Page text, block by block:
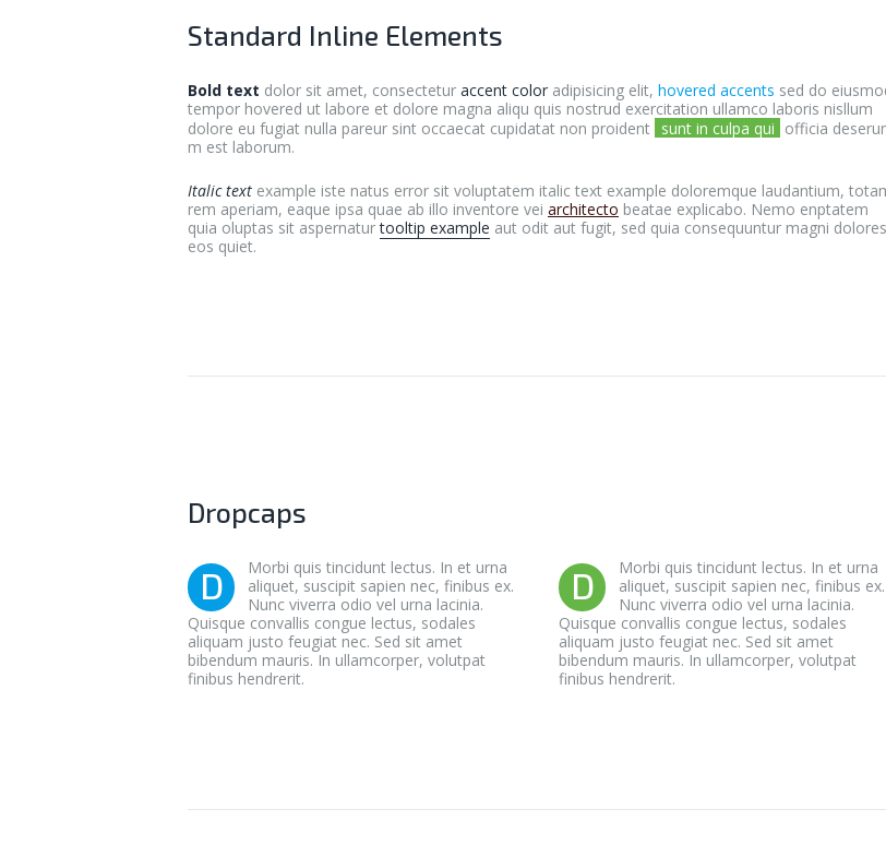
Standard Inline Elements
Bold text dolor sit amet, consectetur accent color adipisicing elit, hovered accents sed do
tempor hovered ut labore et dolore magna aliqu quis nostrud exercitation ullamco laboris nisllum
dolore eu fugiat nulla pareur sint occaecat cupidatat non proident sunt in culpa qui officia
m est laborum.
Italic text example iste natus error sit voluptatem italic text example doloremque laudantium,
rem aperiam, eaque ipsa quae ab illo inventore vei architecto beatae explicabo. Nemo enptatem
quia oluptas sit aspernaturtooltip example aut odit aut fugit, sed quia consequuntur magni dolores
eos quiet.
Dropcaps
D
Morbi quis tincidunt lectus. In et urna
aliquet, suscipit sapien nec, finibus ex.
Nunc viverra odio vel urna lacinia.
Quisque convallis congue lectus, sodales
aliquam justo feugiat nec. Sed sit amet
bibendum mauris. In ullamcorper, volutpat
finibus hendrerit.
D
Morbi quis tincidunt lectus. In et urna
aliquet, suscipit sapien nec, finibus ex.
Nunc viverra odio vel urna lacinia.
Quisque convallis congue lectus, sodales
aliquam justo feugiat nec. Sed sit amet
bibendum mauris. In ullamcorper, volutpat
finibus hendrerit.